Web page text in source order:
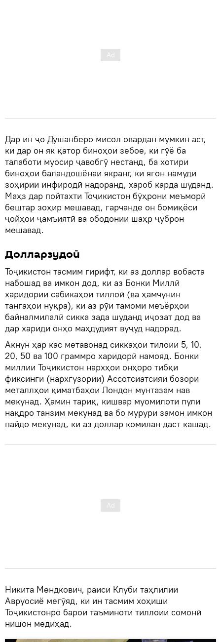
Дар ин ҷо Душанберо мисол овардан мумкин аст,
ки дар он як қатор биноҳои зебое, ки гӯё ба
талаботи муосир ҷавобгӯ нестанд, ба хотири
биноҳои баландошёнаи якранг, ки ягон намуди
зоҳирии инфиродӣ надоранд, хароб карда шуданд.
Маҳз дар пойтахти Тоҷикистон бӯҳрони меъморӣ
бештар зоҳир мешавад, гарчанде он бомиқёси
ҷойҳои ҷамъиятӣ ва ободонии шаҳр ҷуброн
мешавад.
Долларзудоӣ
Тоҷикистон тасмим гирифт, ки аз доллар вобаста
набошад ва имкон дод, ки аз Бонки Миллӣ
харидории сабикаҳои тиллоӣ (ва ҳамчунин
тангаҳои нуқра), ки аз рӯи тамоми меъёрҳои
байналмилалӣ сикка зада шуданд иҷозат дод ва
дар хариди онҳо маҳдудият вуҷуд надорад.
Акнун ҳар кас метавонад сиккаҳои тилоии 5, 10,
20, 50 ва 100 граммро харидорӣ намояд. Бонки
миллии Тоҷикистон нархҳои онҳоро тибқи
фиксинги (нархгузории) Ассотсиатсияи бозори
металлҳои қиматбаҳои Лондон мунтазам нав
мекунад. Ҳамин тариқ, кишвар муомилоти пули
нақдро танзим мекунад ва бо мурури замон имкон
пайдо мекунад, ки аз доллар комилан даст кашад.
Никита Мендкович, раиси Клуби таҳлилии
Авруосиё мегӯяд, ки ин тасмим хоҳиши
Тоҷикистонро барои таъминоти тиллоии сомонӣ
нишон медиҳад.